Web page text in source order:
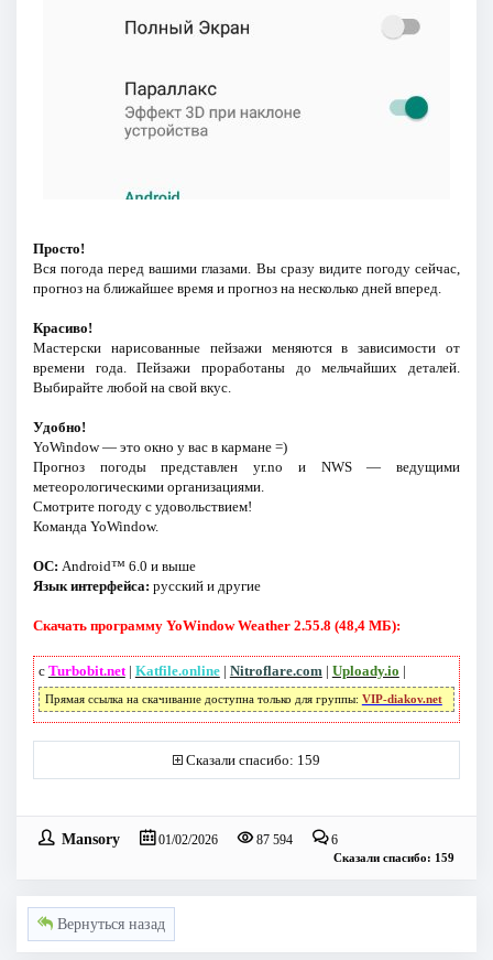
Просто!
Вся погода перед вашими глазами. Вы сразу видите погоду сейчас,
прогноз на ближайшее время и прогноз на несколько дней вперед.
Красиво!
Мастерски нарисованные пейзажи меняются в зависимости от
времени года. Пейзажи проработаны до мельчайших деталей.
Выбирайте любой на свой вкус.
Удобно!
YoWindow — это окно у вас в кармане =)
Прогноз погоды представлен yr.no и NWS — ведущими
метеорологическими организациями.
Смотрите погоду с удовольствием!
Команда YoWindow.
ОС: Android™ 6.0 и выше
Язык интерфейса: русский и другие
Скачать программу YoWindow Weather 2.55.8 (48,4 МБ):
с Turbobit.net| Katfile.online| Nitroflare.com | Uploady.io |
Прямая ссылка на скачивание доступна только для группы: VIP-diakov.net
Сказали спасибо: 159
Mansory 01/02/2026 87 594 6
Сказали спасибо: 159
Вернуться назад